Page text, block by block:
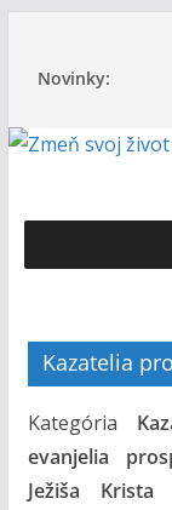
Novinky:
Kazatelia
Kategória
evanjelia
Ježiša Krista